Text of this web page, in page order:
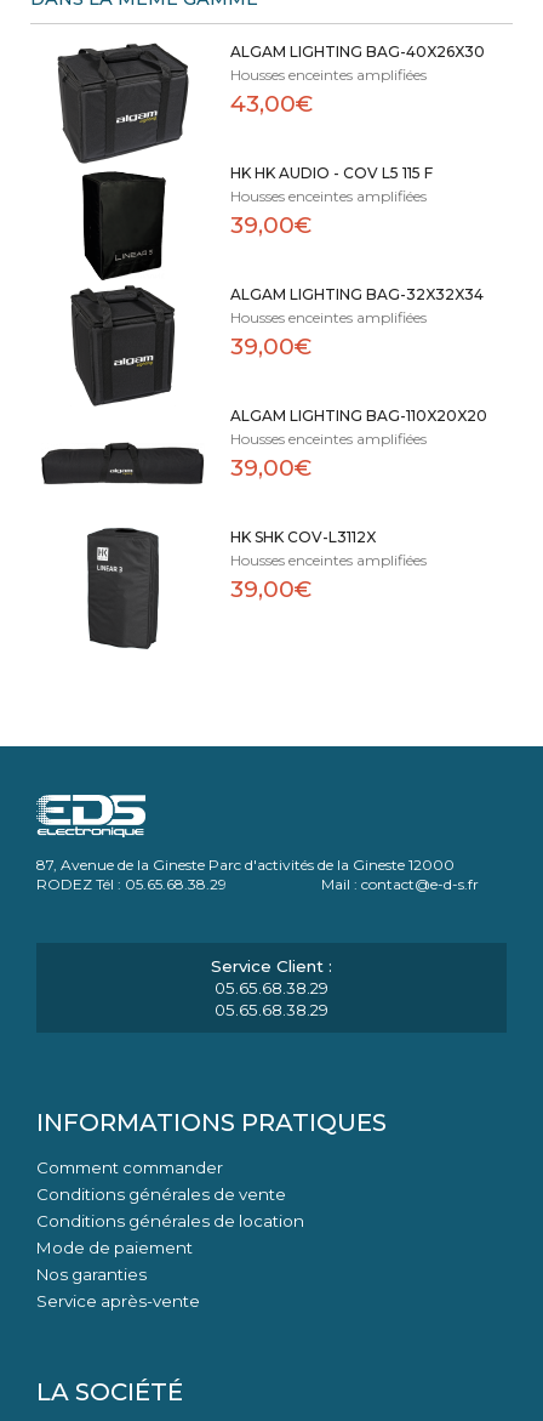
ALGAM LIGHTING BAG-40X26X30
Housses enceintes amplifiées
43,00€
HK HK AUDIO - COV L5 115 F
Housses enceintes amplifiées
39,00€
ALGAM LIGHTING BAG-32X32X34
Housses enceintes amplifiées
39,00€
ALGAM LIGHTING BAG-110X20X20
Housses enceintes amplifiées
39,00€
HK SHK COV-L3112X
Housses enceintes amplifiées
39,00€
87, Avenue de la Gineste Parc d'activités de la Gineste 12000
RODEZ Tél : 05.65.68.38.29 Mail : contact@e-d-s.fr
05.65.68.38.29
05.65.68.38.29
INFORMATIONS PRATIQUES
Comment commander
Conditions générales de vente
Conditions générales de location
Mode de paiement
Nos garanties
Service après-vente
LA SOCIÉTÉ